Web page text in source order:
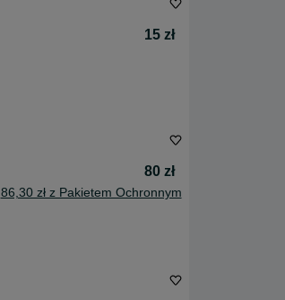
15 zł
80 zł
86,30 zł z Pakietem Ochronnym